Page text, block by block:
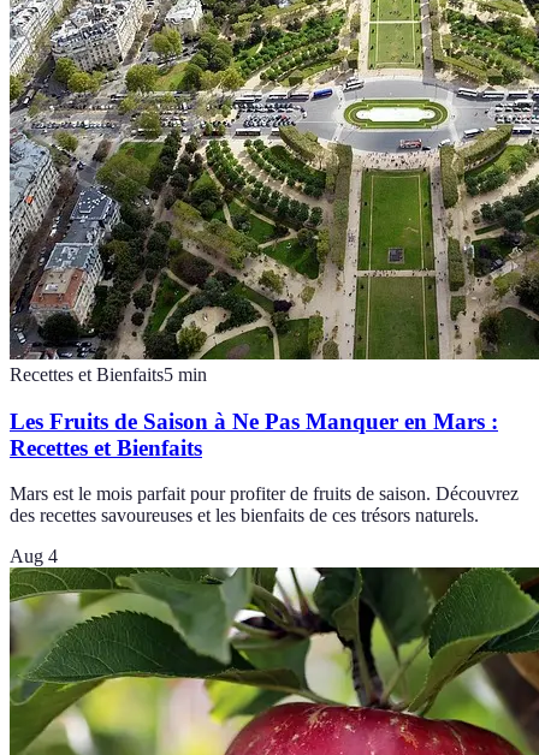
Recettes et Bienfaits5 min
Les Fruits de Saison à Ne Pas Manquer en Mars :
Recettes et Bienfaits
Mars est le mois parfait pour profiter de fruits de saison. Découvrez
des recettes savoureuses et les bienfaits de ces trésors naturels.
Aug 4